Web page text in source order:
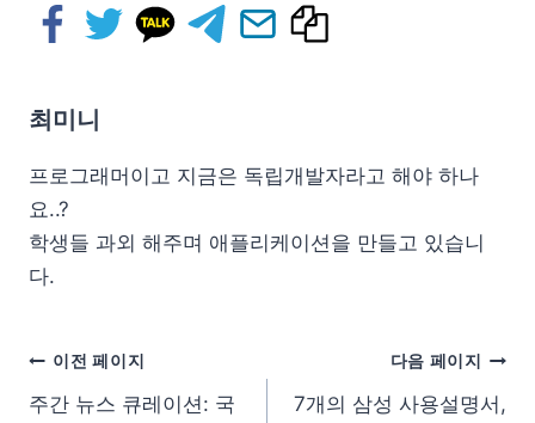
최미니
프로그래머이고 지금은 독립개발자라고 해야 하나
요..?
학생들 과외 해주며 애플리케이션을 만들고 있습니
다.
이전 페이지
주간 뉴스 큐레이션: 국
다음 페이지
7개의 삼성 사용설명서,